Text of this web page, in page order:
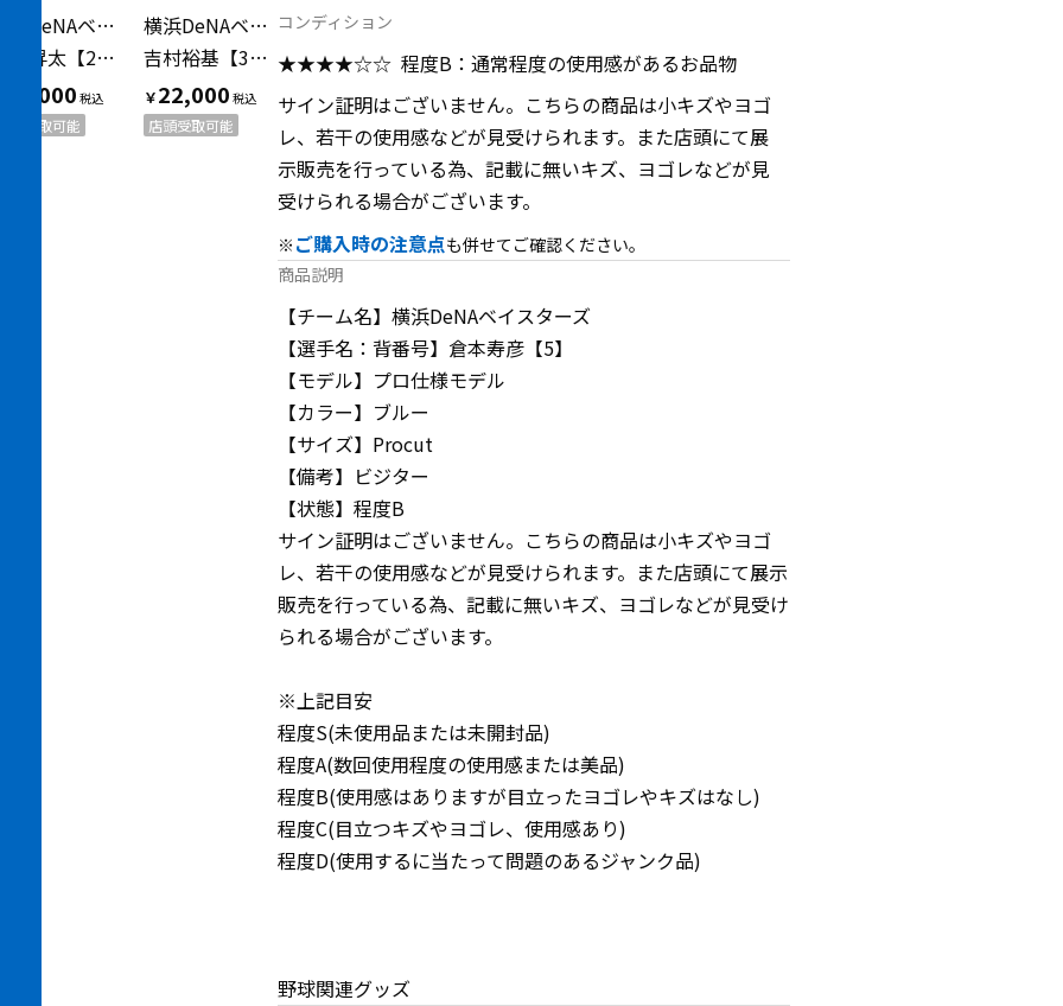
横浜DeNAベイスターズ（ヨコハマディーエヌエーベイスターズ）
今永昇太【21】2021年ビジター
33,000
店頭受取可能
横浜DeNAベイスターズ（ヨコハマディーエヌエーベイスターズ）
吉村裕基【31】06-08ビジター
￥22,000
店頭受取可能
コンディション
★★★★☆☆ 程度B：通常程度の使用感があるお品物
サイン証明はございません。こちらの商品は小キズやヨゴ
レ、若干の使用感などが見受けられます。また店頭にて展
示販売を行っている為、記載に無いキズ、ヨゴレなどが見
受けられる場合がございます。
※ ご購入時の注意点も併せてご確認ください。
商品説明
【チーム名】横浜DeNAベイスターズ
【選手名：背番号】倉本寿彦【5】
【モデル】プロ仕様モデル
【カラー】ブルー
【サイズ】Procut
【備考】ビジター
【状態】程度B
サイン証明はございません。こちらの商品は小キズやヨゴ
レ、若干の使用感などが見受けられます。また店頭にて展示
販売を行っている為、記載に無いキズ、ヨゴレなどが見受け
られる場合がございます。
※上記目安
程度S(未使用品または未開封品)
程度A(数回使用程度の使用感または美品)
程度B(使用感はありますが目立ったヨゴレやキズはなし)
程度C(目立つキズやヨゴレ、使用感あり)
程度D(使用するに当たって問題のあるジャンク品)
野球関連グッズ